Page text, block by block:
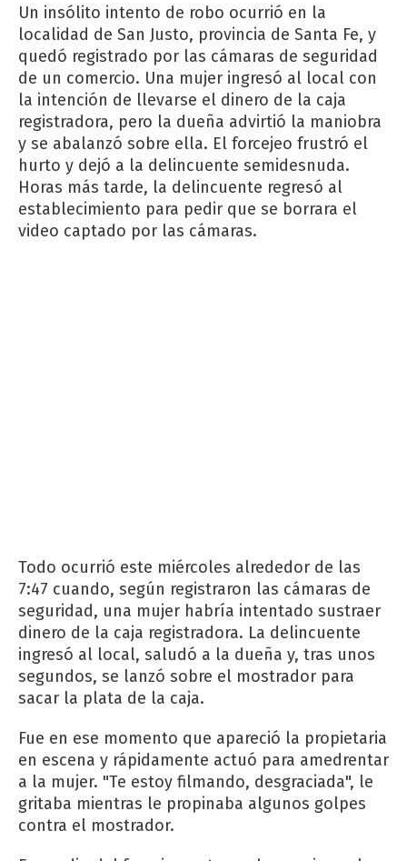
Un insólito intento de robo ocurrió en la
localidad de San Justo, provincia de Santa Fe, y
quedó registrado por las cámaras de seguridad
de un comercio. Una mujer ingresó al local con
la intención de llevarse el dinero de la caja
registradora, pero la dueña advirtió la maniobra
y se abalanzó sobre ella. El forcejeo frustró el
hurto y dejó a la delincuente semidesnuda.
Horas más tarde, la delincuente regresó al
establecimiento para pedir que se borrara el
video captado por las cámaras.
Todo ocurrió este miércoles alrededor de las
7:47 cuando, según registraron las cámaras de
seguridad, una mujer habría intentado sustraer
dinero de la caja registradora. La delincuente
ingresó al local, saludó a la dueña y, tras unos
segundos, se lanzó sobre el mostrador para
sacar la plata de la caja.
Fue en ese momento que apareció la propietaria
en escena y rápidamente actuó para amedrentar
a la mujer. "Te estoy filmando, desgraciada", le
gritaba mientras le propinaba algunos golpes
contra el mostrador.